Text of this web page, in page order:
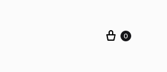
Carrito
0